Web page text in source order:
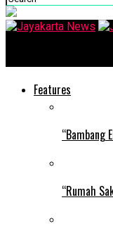
Features
“Bambang
“Rumah